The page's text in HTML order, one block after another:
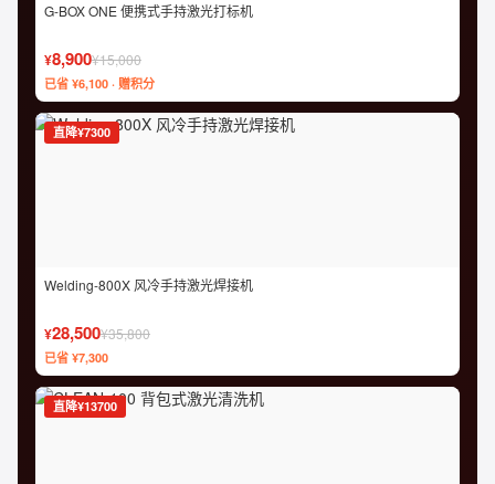
G-BOX ONE 便携式手持激光打标机
¥8,900¥15,000
已省 ¥6,100 · 赠积分
直降¥7300
Welding-800X 风冷手持激光焊接机
¥28,500¥35,800
已省 ¥7,300
直降¥13700